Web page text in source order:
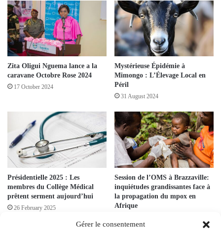
Gérer le consentement
Zita Oligui Nguema lance a la
caravane Octobre Rose 2024
17 October 2024
Mystérieuse Épidémie à
Mimongo : L’Élevage Local en
Péril
31 August 2024
Présidentielle 2025 : Les
membres du Collège Médical
prêtent serment aujourd’hui
26 February 2025
Session de l’OMS à Brazzaville:
inquiétudes grandissantes face à
la propagation du mpox en
Afrique